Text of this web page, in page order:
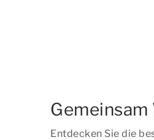
Entdecken Sie die